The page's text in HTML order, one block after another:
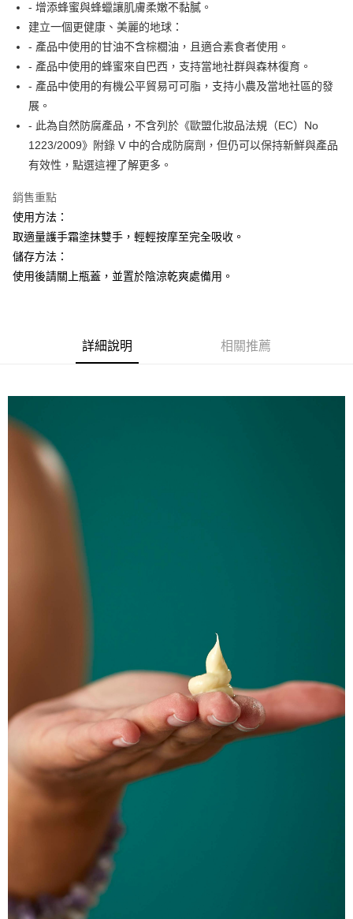
大哥付你分期
相關說明
【大哥付你分期使用說明】
1.本服務由台灣大哥大提供，台灣大哥大用戶可立即使用無須另外申請。
2.付款方式選擇「大哥付你分期」，訂單成立後會自動跳轉到大哥付的交易
流程，驗證手機門號後，選擇欲分期的期數、繳款截止日，確認付款後即完
成交易。
3.實際核准額度、可分期數及費用金額請依後續交易確認頁面所載為準。
消。如遇「轉專審核」未通過狀況，表示未達大哥付你分期系統評分，恕無
法說明評估內容。
1.分期款項不併入電信帳單，「大哥付你分期」於每月結算日後寄送繳費提
2.透過簡訊連結打開帳單後，可選擇「超商條碼／台灣大直營門市／銀行轉
帳／街口支付／iPASS MONEY」等通路繳費。
【注意事項】
1.本服務係由「台灣大哥大股份有限公司」（以下簡稱本公司）所提供，讓
由本公司與您本人進行分期帳單所需資料之確認、核對及更正。
3.完整用戶服務條款，請詳閱以下連結：
AFTEE先享後付
相關說明
【關於「AFTEE先享後付」】
AFTEE先享後付是「在收到商品之後才付款」的支付方式。 讓您購物簡單
便利好安心！
１．簡單：不需註冊會員、不需綁卡、不需儲值。
３．安心：先確認商品／服務後，再付款。
【「AFTEE先享後付」結帳流程】
１．於結帳方式選擇「AFTEE先享後付」後，將跳轉至「AFTEE先享後付」
２．訂單成立數日內，您將收到繳費通知簡訊。
３．收到繳費通知簡訊後14天內，點擊此簡訊中的連結，可透過四大超商／
ATM／網路銀行／等多元方式進行付款，方視為交易完成。
※ 請注意：結帳手續完成當下不需立刻繳費，但若您需要取消訂單，請聯絡
是否繳費成功／繳費後需取消欲退款等相關疑問，請聯繫「AFTEE先享後付
客戶支援中心」 https://netprotections.freshdesk.com/support/home
１．透過由恩沛科技股份有限公司提供之「AFTEE先享後付」服務完成之交
權轉讓予恩沛科技股份有限公司。
２．關於個人資料處理事宜，請瀏覽以下網址：
https://aftee.tw/terms/#terms3
３．未成年的使用者請事先徵得法定代理人或監護人之同意方可使用
「AFTEE先享後付」，若未經同意申辦者引起之損失，本公司不負相關責
４．使用「AFTEE先享後付」時，將依據個別帳號之用戶狀況，依本公司即
５．嚴禁一人註冊多個帳號或使用他人資訊註冊。若發現惡意使用之情形，
恩沛科技股份有限公司將有權停止該用戶之使用額度並採取法律行動。
ATM付款
運送方式
每筆NT$70，滿NT$899(含以上)免運費
付款後7-11取貨
宅配
請自備購物袋，若需購買紙袋可現場詢問
- 增添蜂蜜與蜂蠟讓肌膚柔嫩不黏膩。
建立一個更健康、美麗的地球：
- 產品中使用的甘油不含棕櫚油，且適合素食者使用。
- 產品中使用的蜂蜜來自巴西，支持當地社群與森林復育。
- 產品中使用的有機公平貿易可可脂，支持小農及當地社區的發
展。
- 此為自然防腐產品，不含列於《歐盟化妝品法規（EC）No
1223/2009》附錄 V 中的合成防腐劑，但仍可以保持新鮮與產品
有效性，點選這裡了解更多。
銷售重點
使用方法：
取適量護手霜塗抹雙手，輕輕按摩至完全吸收。
儲存方法：
使用後請關上瓶蓋，並置於陰涼乾爽處備用。
詳細說明 相關推薦